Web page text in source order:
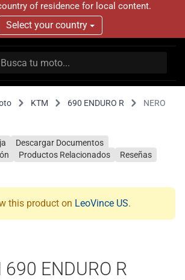
of residence for local content.
Select your country
KTM 690 ENDURO R NERO
Descargar Documentos
Productos Relacionados
Reseñas
this product on LeoVince US.
ENDURO R